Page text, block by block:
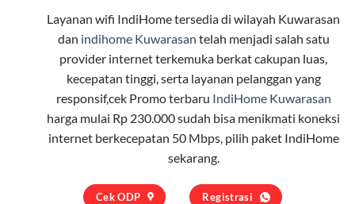
Layanan wifi IndiHometersedia di wilayah Kuwarasan
dan indihome Kuwarasan telah menjadi salah satu
provider internet terkemuka berkat cakupan luas,
kecepatan tinggi, serta layanan pelanggan yang
responsif,cek Promo terbaru IndiHome Kuwarasan
harga mulai Rp 230.000 sudah bisa menikmati koneksi
internet berkecepatan 50 Mbps, pilih paket IndiHome
sekarang.
Cek ODP Registrasi